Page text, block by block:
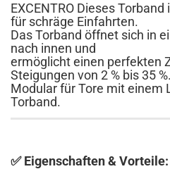
EXCENTRO Dieses
für schräge Einfahrten.
Das Torband öffnet sich in
nach innen und
ermöglicht einen perfekten
Steigungen von 2 % bis 35 %.
Modular für Tore mit einem
Torband.
✅ Eigenschaften & Vorteile: